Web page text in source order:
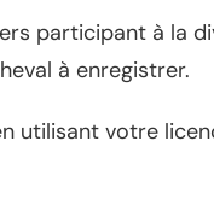
participant à la
à enregistrer.
utilisant votre